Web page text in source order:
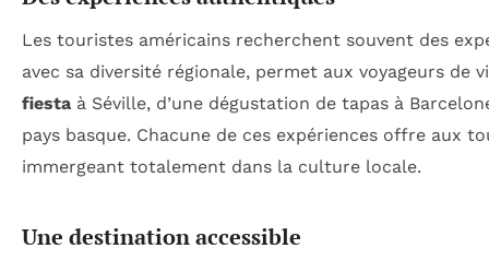
Les touristes américains recherchent souvent des
avec sa diversité régionale, permet aux voyageurs de
fiesta à Séville, d’une dégustation de tapas à
pays basque. Chacune de ces expériences offre aux
immergeant totalement dans la culture locale.
Une destination accessible